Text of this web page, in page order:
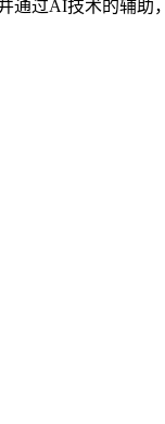
过AI技术的辅助